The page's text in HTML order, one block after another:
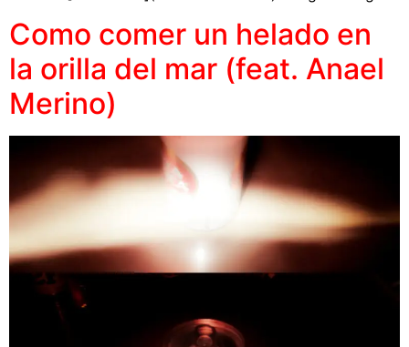
Como comer un helado en
la orilla del mar (feat. Anael
Merino)